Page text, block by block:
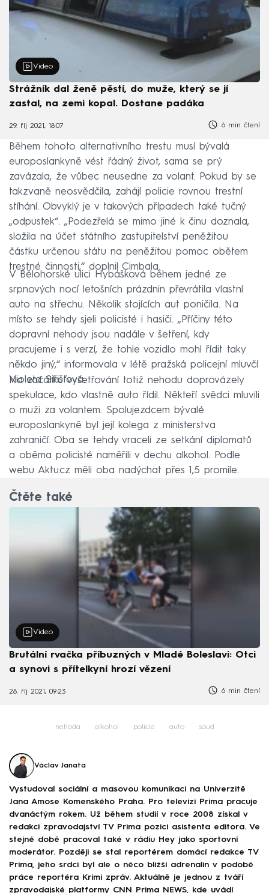
Video
Strážník dal ženě pěstí, do muže, který se jí
zastal, na zemi kopal. Dostane padáka
29. říj 2021, 18:07 6 min čtení
Během tohoto alternativního trestu musí bývalá
europoslankyně vést řádný život, sama se prý
zavázala, že vůbec neusedne za volant. Pokud by se
takzvaně neosvědčila, zahájí policie rovnou trestní
stíhání. Obvyklý je v takových případech také tučný
„odpustek“. „Podezřelá se mimo jiné k činu doznala,
složila na účet státního zastupitelství peněžitou
částku určenou státu na peněžitou pomoc obětem
trestné činnosti,“ doplnil Cimbala.
V Bělohorské ulici Hybášková během jedné ze
srpnových nocí letošních prázdnin převrátila vlastní
auto na střechu. Několik stojících aut poničila. Na
místo se tehdy sjeli policisté i hasiči. „Příčiny této
dopravní nehody jsou nadále v šetření, kdy
pracujeme i s verzí, že tohle vozidlo mohl řídit taky
někdo jiný,“ informovala v létě pražská policejní mluvčí
Violeta Siřišťová.
Na začátku vyšetřování totiž nehodu doprovázely
spekulace, kdo vlastně auto řídil. Někteří svědci mluvili
o muži za volantem. Spolujezdcem bývalé
europoslankyně byl její kolega z ministerstva
zahraničí. Oba se tehdy vraceli ze setkání diplomatů
a oběma policisté naměřili v dechu alkohol. Podle
webu Aktu.cz měli oba nadýchat přes 1,5 promile.
Čtěte také
Video
Brutální rvačka příbuzných v Mladé Boleslavi: Otci
a synovi s přítelkyní hrozí vězení
28. říj 2021, 09:23 6 min čtení
nehoda alkohol policie auto soud
Václav Janata
Vystudoval sociální a masovou komunikaci na Univerzitě
Jana Amose Komenského Praha. Pro televizi Prima pracuje
dvanáctým rokem. Už během studií v roce 2008 získal v
redakci zpravodajství TV Prima pozici asistenta editora. Ve
stejné době pracoval také v rádiu Hey jako sportovní
moderátor. Později se stal reportérem domácí redakce TV
Prima, jeho srdci byl ale o něco bližší adrenalin v podobě
práce reportéra Krimi zpráv. Aktuálně je jednou z tváří
zpravodajské platformy CNN Prima NEWS, kde uvádí